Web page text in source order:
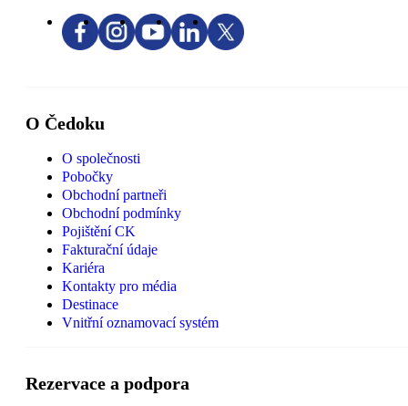
O Čedoku
O společnosti
Pobočky
Obchodní partneři
Obchodní podmínky
Pojištění CK
Fakturační údaje
Kariéra
Kontakty pro média
Destinace
Vnitřní oznamovací systém
Rezervace a podpora